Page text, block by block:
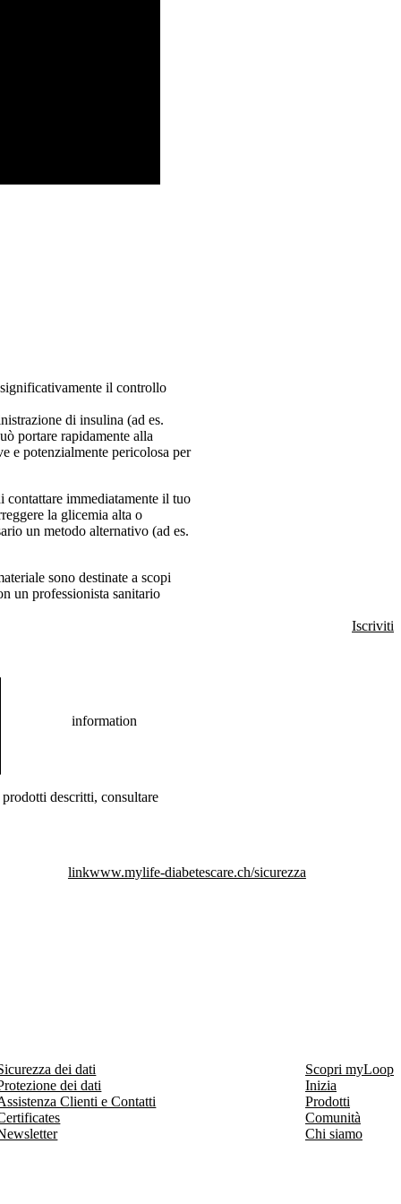
il controllo
di insulina (ad es.
portare rapidamente alla
e potenzialmente pericolosa per
immediatamente il tuo
la glicemia alta o
un metodo alternativo (ad es.
sono destinate a scopi
un professionista sanitario
Iscriviti
information
descritti, consultare
linkwww.mylife-diabetescare.ch/sicurezza
dei dati
dei dati
Clienti e Contatti
Scopri myLoop
Inizia
Prodotti
Comunità
Chi siamo